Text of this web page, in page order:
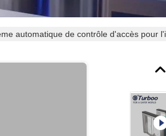
automatique de contrôle d'accès pour